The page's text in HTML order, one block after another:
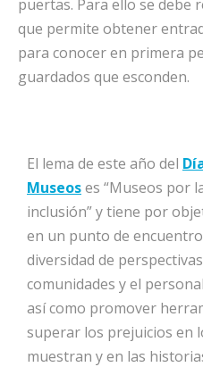
puertas. Para ello se debe
que permite obtener
para conocer en primera
guardados que esconden.
El lema de este año del
Museoses “Museos por
inclusión” y tiene por
en un punto de
diversidad de
comunidades y el
así como promover
superar los prejuicios en
muestran y en las